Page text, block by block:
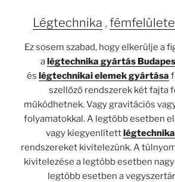
Légtechnika ,
Ez sosem szabad, hogy elkerülje a
alégtechnika gyártás
és légtechnikai elemek gyártása
szellőző rendszerek két fajta
működhetnek. Vagy gravitációs
folyamatokkal. A legtöbb esetben
vagy kiegyenlített
rendszereket kivitelezünk. A
kivitelezése a legtöbb esetben
legtöbb esetben a